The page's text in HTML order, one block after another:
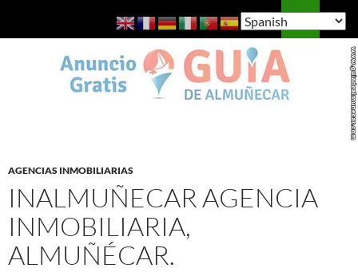
Guía de Almuñécar
MENÚ
AGENCIAS INMOBILIARIAS
INALMUÑECAR AGENCIA
INMOBILIARIA,
ALMUÑÉCAR.